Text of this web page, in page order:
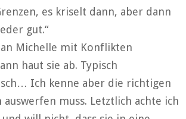
es kriselt dann, aber dann
gut.“
Michelle mit Konflikten
haut sie ab. Typisch
Ich kenne aber die richtigen
auswerfen muss. Letztlich achte ich